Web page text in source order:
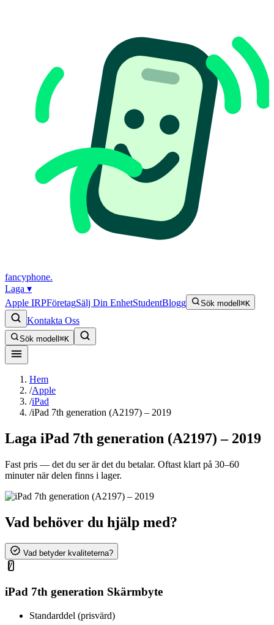
fancyphone.
Laga ▾
Apple IRPFöretagSälj Din EnhetStudentBlogg Sök modell ⌘K
Kontakta Oss
Sök modell ⌘K
Hem
/Apple
/iPad
/iPad 7th generation (A2197) – 2019
Laga iPad 7th generation (A2197) – 2019
Fast pris — det du ser är det du betalar. Oftast klart på 30–60
minuter när delen finns i lager.
Vad behöver du hjälp med?
Vad betyder kvaliteterna?
iPad 7th generation Skärmbyte
Standarddel (prisvärd)